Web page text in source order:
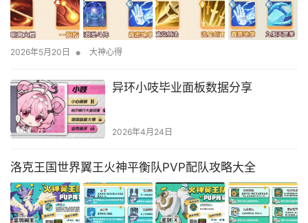
2026年5月20日 • 大神心得
异环小吱毕业面板数据分享
2026年4月24日
洛克王国世界翼王火神平衡队PVP配队攻略大全